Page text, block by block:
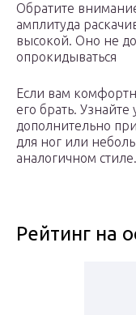
Обратите
амплитуда
высокой. Оно не
опрокидываться
Если вам
его брать.
дополнительно
для ног или
аналогичном стиле.
Рейтинг на